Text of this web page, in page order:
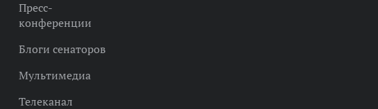
Пресс-
конференции
Блоги сенаторов
Мультимедиа
Телеканал